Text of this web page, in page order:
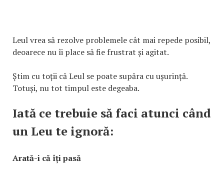
Leul vrea să rezolve problemele cât mai repede posibil,
deoarece nu îi place să fie frustrat și agitat.
Știm cu toții că Leul se poate supăra cu ușurință.
Totuși, nu tot timpul este degeaba.
Iată ce trebuie să faci atunci când
un Leu te ignoră:
Arată-i că îți pasă